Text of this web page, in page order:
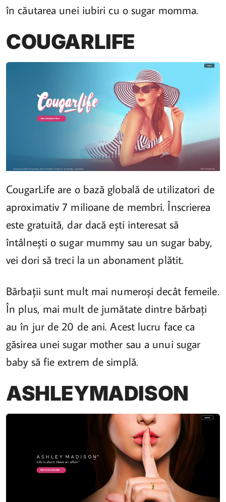
în căutarea unei iubiri cu o sugar momma.
COUGARLIFE
CougarLife are o bază globală de utilizatori de
aproximativ 7 milioane de membri. Înscrierea
este gratuită, dar dacă ești interesat să
întâlnești o sugar mummy sau un sugar baby,
vei dori să treci la un abonament plătit.
Bărbații sunt mult mai numeroși decât femeile.
În plus, mai mult de jumătate dintre bărbați
au în jur de 20 de ani. Acest lucru face ca
găsirea unei sugar mother sau a unui sugar
baby să fie extrem de simplă.
ASHLEYMADISON